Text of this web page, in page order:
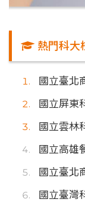
熱門科大
國立臺北
國立屏東
國立雲林
國立高雄
國立臺北
國立臺灣